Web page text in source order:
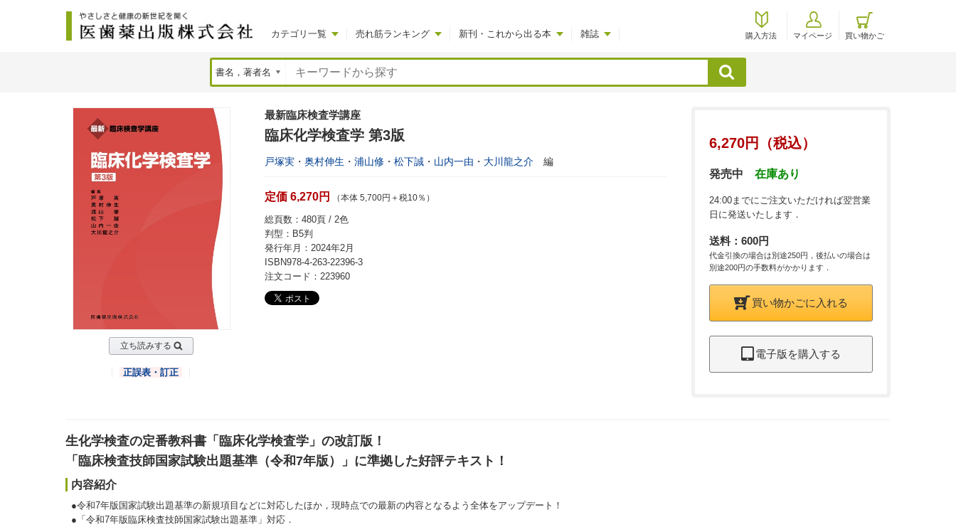
カテゴリ一覧 売れ筋ランキング 新刊・これから出る本 雑誌 購入方法 マイページ 買い物かご
検索
立ち読みする
正誤表・訂正
6,270円（税込）
発売中 在庫あり
24:00までにご注文いただければ翌営業
日に発送いたします．
送料：600円
代金引換の場合は別途250円，後払いの場合は
別途200円の手数料がかかります．
買い物かごに入れる
電子版を購入する
最新臨床検査学講座
臨床化学検査学 第3版
戸塚実 ・ 奥村伸生 ・ 浦山修 ・ 松下誠 ・ 山内一由 ・ 大川龍之介 編
定価 6,270円 （本体 5,700円＋税10％）
総頁数：480頁 / 2色
判型：B5判
発行年月：2024年2月
ISBN978-4-263-22396-3
注文コード：223960
生化学検査の定番教科書「臨床化学検査学」の改訂版！
「臨床検査技師国家試験出題基準（令和7年版）」に準拠した好評テキスト！
内容紹介
●令和7年版国家試験出題基準の新規項目などに対応したほか，現時点での最新の内容となるよう全体をアップデート！
●「令和7年版臨床検査技師国家試験出題基準」対応．